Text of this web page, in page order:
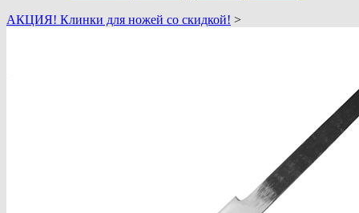
АКЦИЯ! Клинки для ножей со скидкой! >